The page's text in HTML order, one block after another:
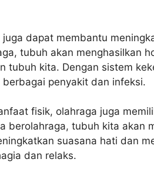
juga dapat membantu
tubuh akan menghasilkan
tubuh kita. Dengan sistem
penyakit dan infeksi.
fisik, olahraga juga
berolahraga, tubuh kita akan
suasana hati dan
dan relaks.